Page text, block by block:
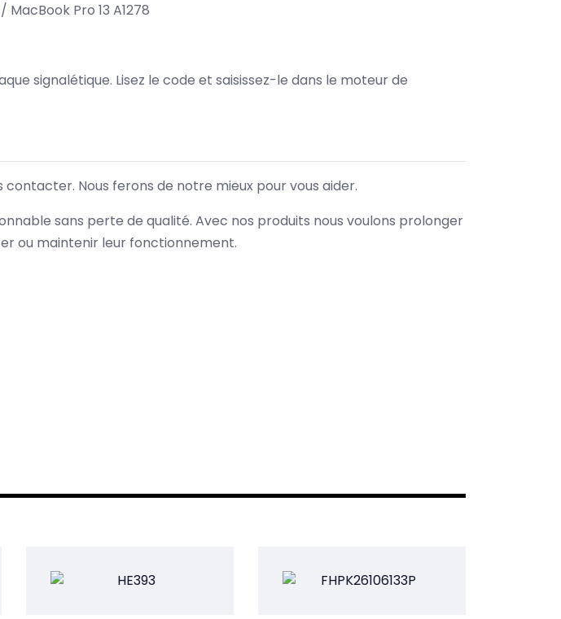
Pro 13 A1278
signalétique. Lisez le code et saisissez-le dans le moteur de
Nous ferons de notre mieux pour vous aider.
sans perte de qualité. Avec nos produits nous voulons prolonger
ou maintenir leur fonctionnement.